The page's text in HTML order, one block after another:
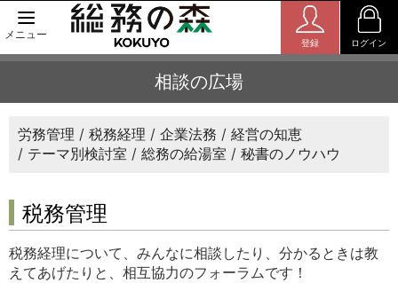
メニュー
登録 ログイン
相談の広場
労務管理 税務経理 企業法務
経営の知恵
テーマ別検討室
総務の給湯室 秘書のノウハウ
税務管理
税務経理について、みんなに相談したり、分かるときは教
えてあげたりと、相互協力のフォーラムです！